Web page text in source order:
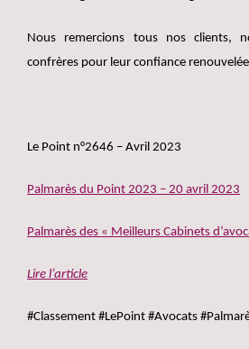
Nous remercions tous nos clients,
confrères pour leur confiance
Le Point n°2646 – Avril 2023
Palmarès du Point 2023 – 20 avril 2023
Palmarès des « Meilleurs Cabinets
Lire l’article
#Classement #LePoint #Avocats